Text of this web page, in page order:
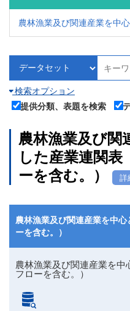
検索オプション
提供分類、表題を検索
農林漁業及び関
した産業連関表
ーを含む。）
詳
農林漁業及び関連産業を中
ーを含む。）
農林漁業及び関連産業を
フローを含む。）